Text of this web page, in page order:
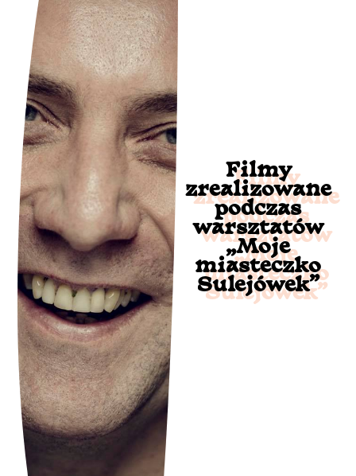
Filmy
zrealizowane
podczas
warsztatów
„Moje
miasteczko
Sulejówek”